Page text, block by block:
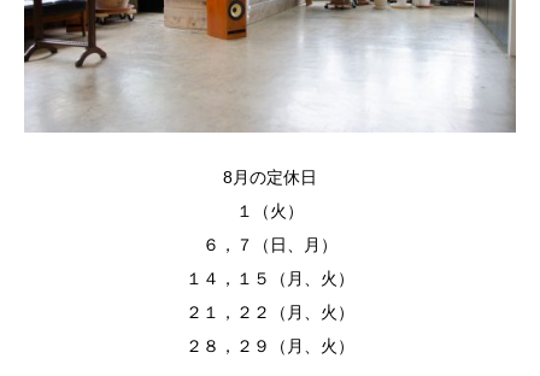
8月の定休日
１（火）
６，７（日、月）
１４，１５（月、火）
２１，２２（月、火）
２８，２９（月、火）